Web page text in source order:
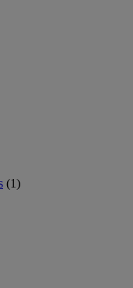
(1)